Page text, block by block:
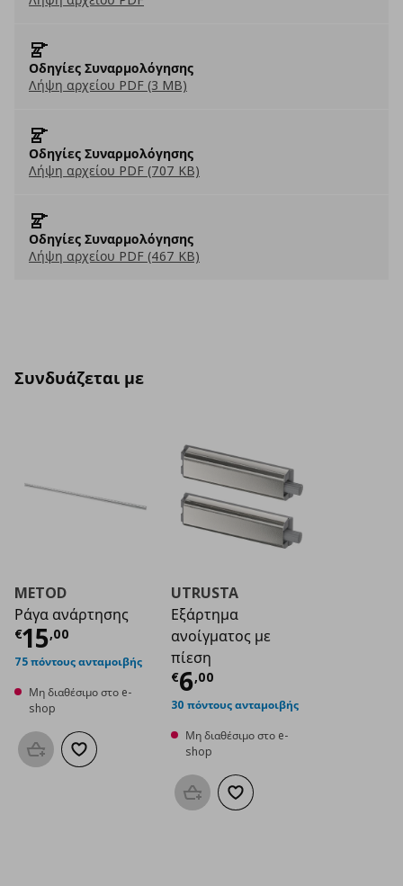
Οδηγίες Συναρμολόγησης
Λήψη αρχείου PDF (3 MB)
Οδηγίες Συναρμολόγησης
Λήψη αρχείου PDF (707 KB)
Οδηγίες Συναρμολόγησης
Λήψη αρχείου PDF (467 KB)
Συνδυάζεται με
METOD
Ράγα ανάρτησης
€15,00
Τρέχουσα τιμή€ 15,00
75 πόντους ανταμοιβής
Μη διαθέσιμο στο e-
shop
Προσθήκη στο καλάθι
Προσθήκη στα αγαπημένα
UTRUSTA
Εξάρτημα
ανοίγματος με
πίεση
€6,00
Τρέχουσα τιμή
30 πόντους ανταμοιβής
Μη διαθέσιμο στο e-
shop
Προσθήκη στο καλάθι
Προσθήκη στα αγαπημένα